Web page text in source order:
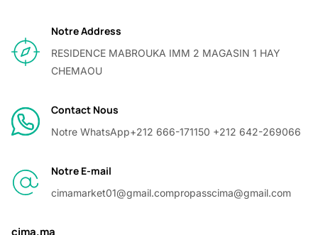
Notre Address
RESIDENCE MABROUKA IMM 2 MAGASIN 1 HAY
CHEMAOU
Contact Nous
Notre WhatsApp+212 666-171150 +212 642-269066
Notre E-mail
cimamarket01@gmail.compropasscima@gmail.com